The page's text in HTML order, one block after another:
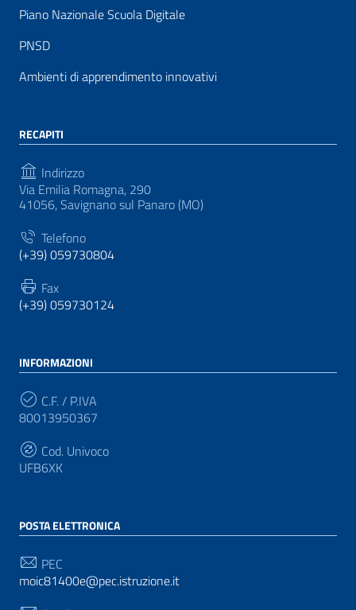
Piano Nazionale Scuola Digitale
PNSD
Ambienti di apprendimento innovativi
RECAPITI
Indirizzo
Via Emilia Romagna, 290
41056, Savignano sul Panaro (MO)
Telefono
(+39) 059730804
Fax
(+39) 059730124
INFORMAZIONI
C.F. / P.IVA
80013950367
Cod. Univoco
UFB6XK
POSTA ELETTRONICA
PEC
moic81400e@pec.istruzione.it